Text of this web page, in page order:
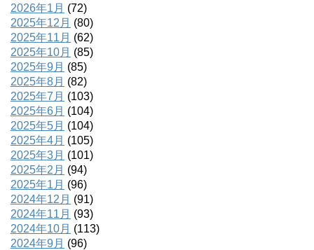
2026年1月 (72)
2025年12月 (80)
2025年11月 (62)
2025年10月 (85)
2025年9月 (85)
2025年8月 (82)
2025年7月 (103)
2025年6月 (104)
2025年5月 (104)
2025年4月 (105)
2025年3月 (101)
2025年2月 (94)
2025年1月 (96)
2024年12月 (91)
2024年11月 (93)
2024年10月 (113)
2024年9月 (96)